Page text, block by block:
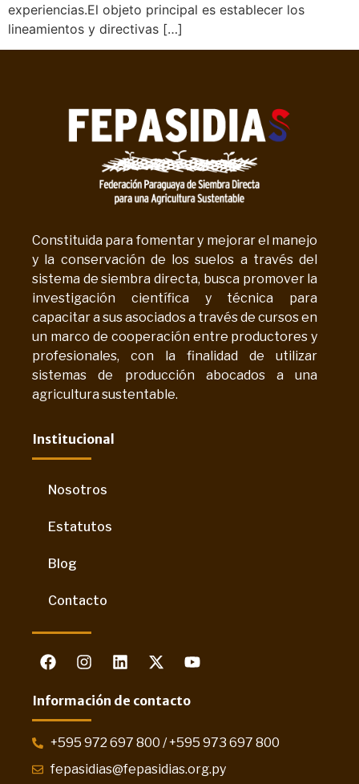
experiencias.El objeto principal es establecer los
lineamientos y directivas […]
Constituida para fomentar y mejorar el manejo
y la conservación de los suelos a través del
sistema de siembra directa, busca promover la
investigación científica y técnica para
capacitar a sus asociados a través de cursos en
un marco de cooperación entre productores y
profesionales, con la finalidad de utilizar
sistemas de producción abocados a una
agricultura sustentable.
Institucional
Nosotros
Estatutos
Blog
Contacto
Información de contacto
+595 972 697 800 / +595 973 697 800
fepasidias@fepasidias.org.py